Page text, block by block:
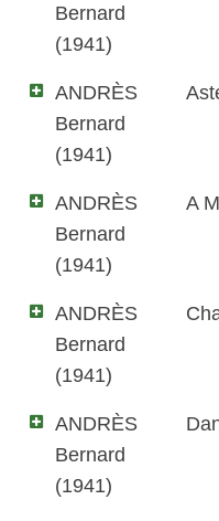
Bernard
(1941)
ANDRÈS
Bernard
(1941)
ANDRÈS
Bernard
(1941)
A
ANDRÈS
Bernard
(1941)
ANDRÈS
Bernard
(1941)